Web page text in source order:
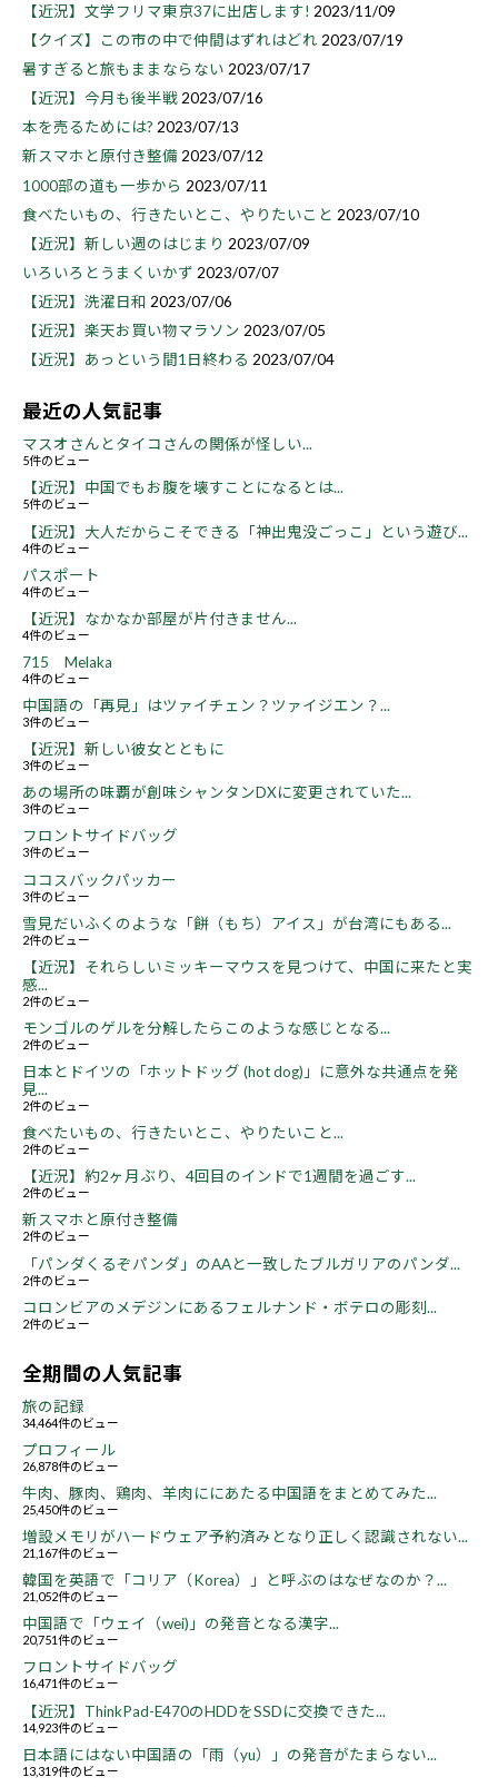
【近況】文学フリマ東京37に出店します! 2023/11/09
【クイズ】この市の中で仲間はずれはどれ 2023/07/19
暑すぎると旅もままならない 2023/07/17
【近況】今月も後半戦 2023/07/16
本を売るためには? 2023/07/13
新スマホと原付き整備2023/07/12
1000部の道も一歩から 2023/07/11
食べたいもの、行きたいとこ、やりたいこと 2023/07/10
【近況】新しい週のはじまり 2023/07/09
いろいろとうまくいかず 2023/07/07
【近況】洗濯日和 2023/07/06
【近況】楽天お買い物マラソン 2023/07/05
【近況】あっという間1日終わる 2023/07/04
最近の人気記事
マスオさんとタイコさんの関係が怪しい...
5件のビュー
【近況】中国でもお腹を壊すことになるとは...
5件のビュー
【近況】大人だからこそできる「神出鬼没ごっこ」という遊び...
4件のビュー
パスポート
4件のビュー
【近況】なかなか部屋が片付きません...
4件のビュー
715 Melaka
4件のビュー
中国語の「再見」はツァイチェン？ツァイジエン？...
3件のビュー
【近況】新しい彼女とともに
3件のビュー
あの場所の味覇が創味シャンタンDXに変更されていた...
3件のビュー
フロントサイドバッグ
3件のビュー
ココスバックパッカー
3件のビュー
雪見だいふくのような「餅（もち）アイス」が台湾にもある...
2件のビュー
【近況】それらしいミッキーマウスを見つけて、中国に来たと実
感...
2件のビュー
モンゴルのゲルを分解したらこのような感じとなる...
2件のビュー
日本とドイツの「ホットドッグ (hot dog)」に意外な共通点を発
見...
2件のビュー
食べたいもの、行きたいとこ、やりたいこと...
2件のビュー
【近況】約2ヶ月ぶり、4回目のインドで1週間を過ごす...
2件のビュー
新スマホと原付き整備
2件のビュー
「パンダくるぞパンダ」のAAと一致したブルガリアのパンダ...
2件のビュー
コロンビアのメデジンにあるフェルナンド・ボテロの彫刻...
2件のビュー
全期間の人気記事
旅の記録
34,464件のビュー
プロフィール
26,878件のビュー
牛肉、豚肉、鶏肉、羊肉ににあたる中国語をまとめてみた...
25,450件のビュー
増設メモリがハードウェア予約済みとなり正しく認識されない...
21,167件のビュー
韓国を英語で「コリア（Korea）」と呼ぶのはなぜなのか？...
21,052件のビュー
中国語で「ウェイ（wei)」の発音となる漢字...
20,751件のビュー
フロントサイドバッグ
16,471件のビュー
【近況】ThinkPad-E470のHDDをSSDに交換できた...
14,923件のビュー
日本語にはない中国語の「雨（yu）」の発音がたまらない...
13,319件のビュー